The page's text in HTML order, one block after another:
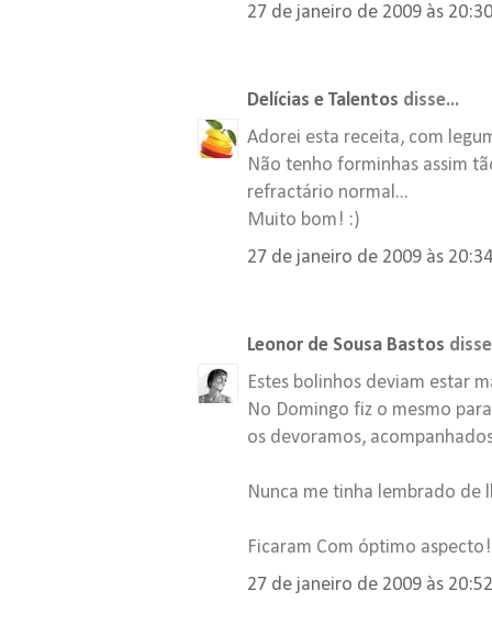
27 de janeiro de 2009 às 20:30
Delícias e Talentos disse...
Adorei esta receita, com
Não tenho forminhas assim
refractário normal...
Muito bom! :)
27 de janeiro de 2009 às 20:34
Leonor de Sousa Bastos
Estes bolinhos deviam estar
No Domingo fiz o mesmo
os devoramos,
Nunca me tinha lembrado de
Ficaram Com óptimo aspecto!
27 de janeiro de 2009 às 20:52